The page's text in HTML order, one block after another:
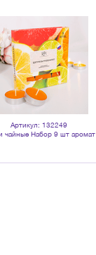
Артикул: 132249
чайные Набор 9 шт аромат